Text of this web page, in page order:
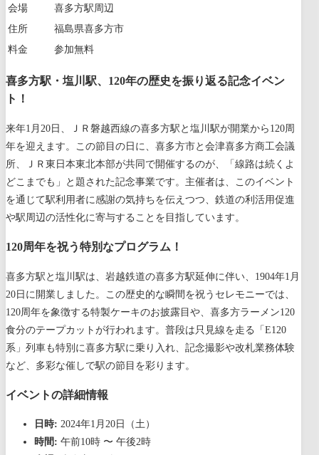
会場
喜多方駅周辺
住所
福島県喜多方市
料金
参加無料
喜多方駅・塩川駅、120年の歴史を振り返る記念イベン
ト！
来年1月20日、ＪＲ磐越西線の喜多方駅と塩川駅が開業から120周
年を迎えます。この節目の日に、喜多方市と会津喜多方商工会議
所、ＪＲ東日本東北本部が共同で開催するのが、「線路は続くよ
どこまでも」と題された記念事業です。主催者は、このイベント
を通じて駅利用者に感謝の気持ちを伝えつつ、鉄道の利活用促進
や駅周辺の活性化に寄与することを目指しています。
120周年を祝う特別なプログラム！
喜多方駅と塩川駅は、岩越鉄道の喜多方駅延伸に伴い、1904年1月
20日に開業しました。この歴史的な瞬間を祝うセレモニーでは、
120周年を象徴する特製ケーキのお披露目や、喜多方ラーメン120
食分のテープカットが行われます。普段は只見線を走る「E120
系」列車も特別に喜多方駅に乗り入れ、記念撮影や改札業務体験
など、多彩な催しで駅の節目を彩ります。
イベントの詳細情報
日時: 2024年1月20日（土）
時間: 午前10時 〜 午後2時